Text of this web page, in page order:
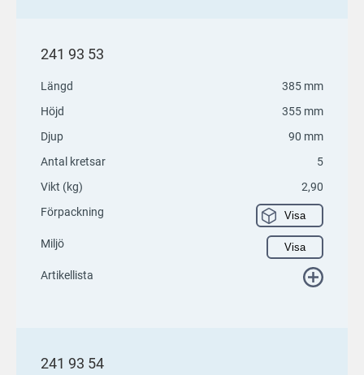
241 93 53
Längd
385 mm
Höjd
355 mm
Djup
90 mm
Antal kretsar
5
Vikt (kg)
2,90
Förpackning
Visa
Miljö Visa
Artikellista
241 93 54